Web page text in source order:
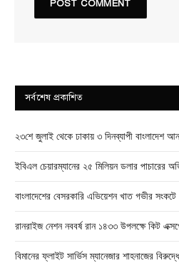
সর্বশেষ প্রকাশিত
২৩শে জুলাই থেকে ঢাকায় ৩ দিনব্যাপী বাংলাদেশ
ইবিএল চেয়ারম্যানের ২৫ মিলিয়ন ডলার পাচারের
বাংলাদেশের বেসরকারি এভিয়েশন খাত গভীর
রানরাইজ নেশন নববর্ষ রান ১৪৩৩ উপলক্ষে কিট
বিমানের ফ্লাইট সার্ভিস ম্যানেজার শাহনাজের